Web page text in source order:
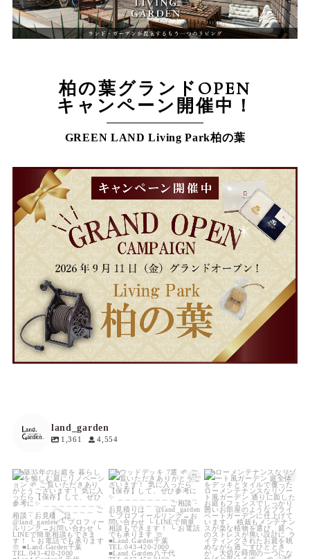
柏の葉グランドOPEN
キャンペーン開催中！
GREEN LAND Living Park柏の葉
land_garden
1,361 4,554
land_garden
6 0
land_garden
19 0
land_garden
19 0